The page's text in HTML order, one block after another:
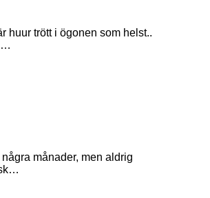
huur trött i ögonen som helst..
månader, men aldrig